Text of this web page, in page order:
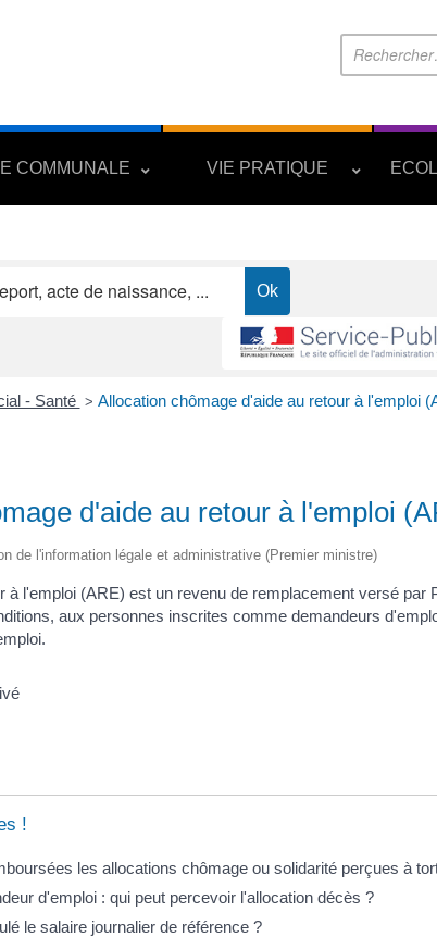
COMMUNALE VIE PRATIQUE
- Santé > Allocation chômage d'aide au retour à l'emploi
d'aide au retour à l'emploi
de l'information légale et administrative (Premier ministre)
à l'emploi (ARE) est un revenu de remplacement versé par
aux personnes inscrites comme demandeurs
!
les allocations chômage ou solidarité perçues à
d'emploi : qui peut percevoir l'allocation décès ?
le salaire journalier de référence ?